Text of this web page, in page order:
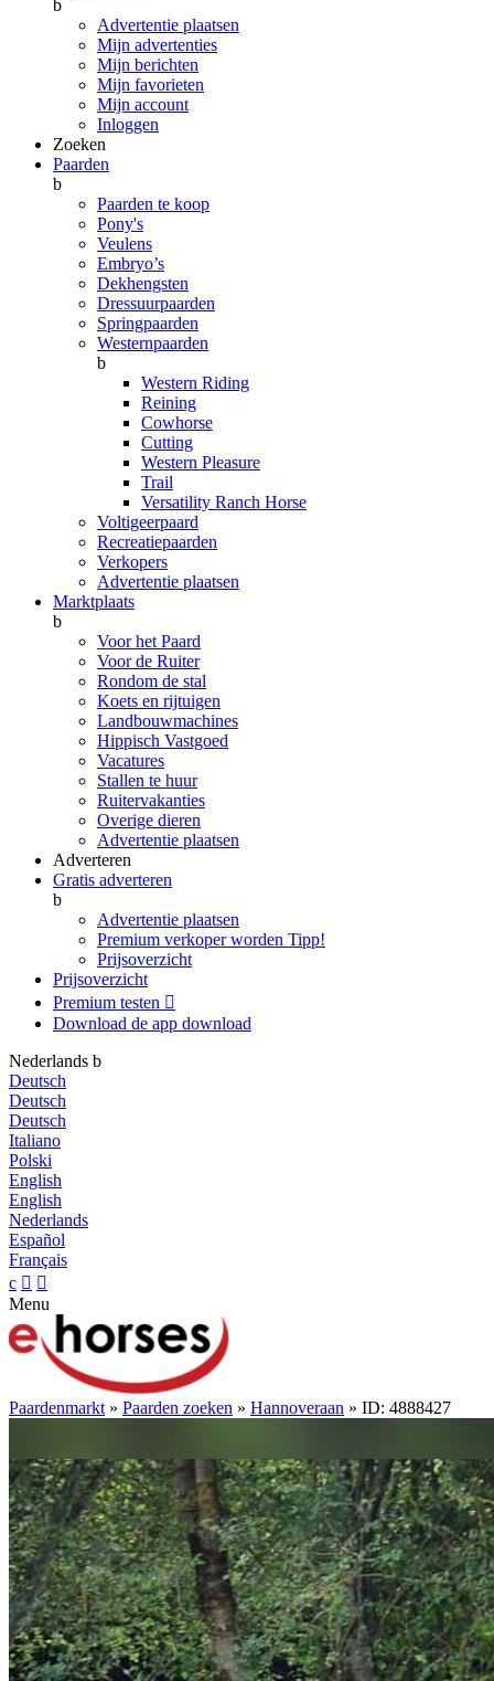
b
Advertentie plaatsen
Mijn advertenties
Mijn berichten
Mijn favorieten
Mijn account
Inloggen
Zoeken
Paarden
b
Paarden te koop
Pony's
Veulens
Embryo’s
Dekhengsten
Dressuurpaarden
Springpaarden
Westernpaarden
b
Western Riding
Reining
Cowhorse
Cutting
Western Pleasure
Trail
Versatility Ranch Horse
Voltigeerpaard
Recreatiepaarden
Verkopers
Advertentie plaatsen
Marktplaats
b
Voor het Paard
Voor de Ruiter
Rondom de stal
Koets en rijtuigen
Landbouwmachines
Hippisch Vastgoed
Vacatures
Stallen te huur
Ruitervakanties
Overige dieren
Advertentie plaatsen
Adverteren
Gratis adverteren
b
Advertentie plaatsen
Premium verkoper worden Tipp!
Prijsoverzicht
Prijsoverzicht
Premium testen 
Download de app download
Nederlands b
Deutsch
Deutsch
Deutsch
Italiano
Polski
English
English
Nederlands
Español
Français
c  
Menu
Paardenmarkt » Paarden zoeken » Hannoveraan » ID: 4888427